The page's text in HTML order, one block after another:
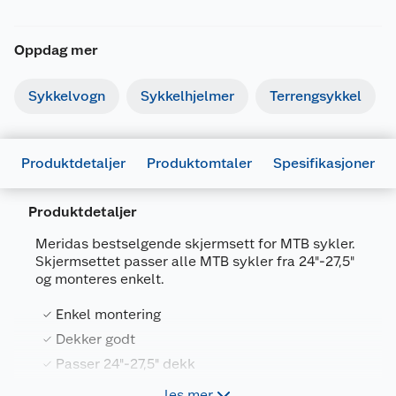
Oppdag mer
Sykkelvogn Sykkelhjelmer Terrengsykkel
Produktdetaljer Produktomtaler Spesifikasjoner
Produktdetaljer
Meridas bestselgende skjermsett for MTB sykler.
Skjermsettet passer alle MTB sykler fra 24"-27,5"
og monteres enkelt.
Enkel montering
Dekker godt
Passer 24"-27,5" dekk
Generelt
Artikkelnummer
7049096056259
Leverandørens
artikkelnummer
Størrelse
Farge